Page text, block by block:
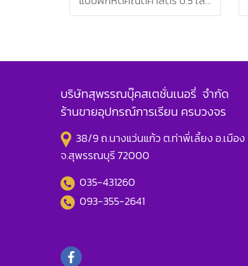
บริษัทสุพรรณบุ๊คสเตชั่นเนอรี่ จำกัด
ร้านขายอุปกรณ์การเรียน ครบวงจร
38/9 ถ.นางแว่นแก้ว ต.ท่าพี่เลี้ยง อ.เมือง
จ.สุพรรณบุรี 72000
035-431260
093-355-2641